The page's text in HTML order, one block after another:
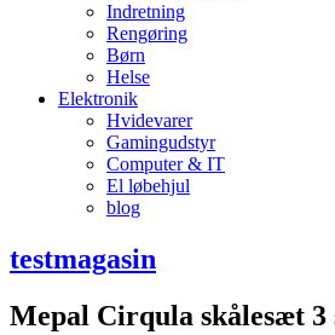
Indretning
Rengøring
Børn
Helse
Elektronik
Hvidevarer
Gamingudstyr
Computer & IT
El løbehjul
blog
testmagasin
Mepal Cirqula skålesæt 3